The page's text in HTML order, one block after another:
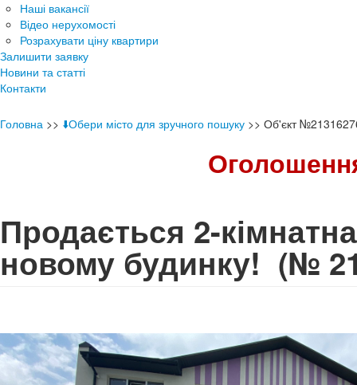
Наші вакансії
Відео нерухомості
Розрахувати ціну квартири
Залишити заявку
Новини та статті
Контакти
Головна >> ⬇️Обери місто для зручного пошуку >> Об'єкт
Продається 2-
новому будинку! (№